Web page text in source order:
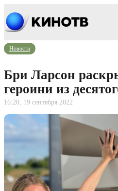
Новости
Бри Ларсон
героини из
16:20, 19 сентября 2022